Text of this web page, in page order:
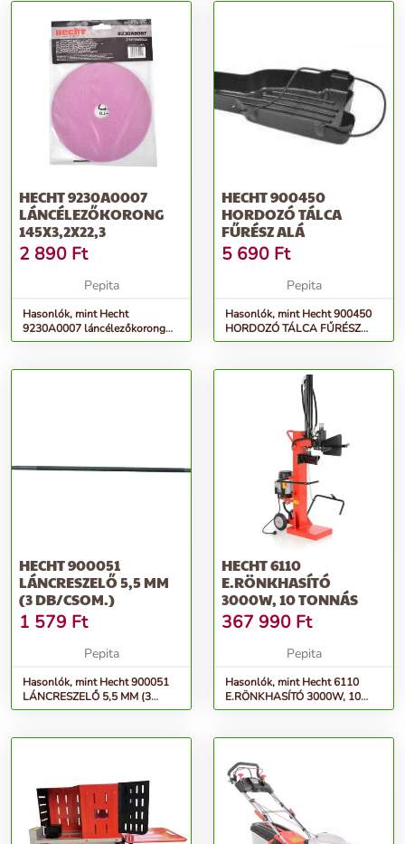
HECHT 9230A0007
LÁNCÉLEZŐKORONG
145X3,2X22,3
2 890 Ft
Pepita
Hasonlók, mint Hecht
9230A0007 láncélezőkorong
145x3,2x22,3
HECHT 900450
HORDOZÓ TÁLCA
FŰRÉSZ ALÁ
5 690 Ft
Pepita
Hasonlók, mint Hecht 900450
HORDOZÓ TÁLCA FŰRÉSZ
ALÁ
HECHT 900051
LÁNCRESZELŐ 5,5 MM
(3 DB/CSOM.)
1 579 Ft
Pepita
Hasonlók, mint Hecht 900051
LÁNCRESZELŐ 5,5 MM (3
DB/CSOM.)
HECHT 6110
E.RÖNKHASÍTÓ
3000W, 10 TONNÁS
367 990 Ft
Pepita
Hasonlók, mint Hecht 6110
E.RÖNKHASÍTÓ 3000W, 10
tonnás